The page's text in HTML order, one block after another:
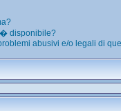
disponibile?
abusivi e/o legali di